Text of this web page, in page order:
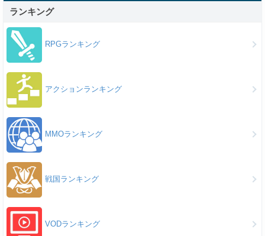
ランキング
RPGランキング
アクションランキング
MMOランキング
戦国ランキング
VODランキング